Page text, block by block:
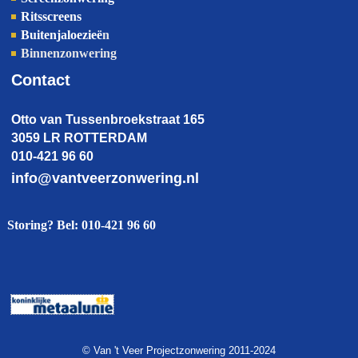
Ritsscreens
Buitenjaloezieën
Binnenzonwering
Contact
Otto van Tussenbroekstraat 165
3059 LR ROTTERDAM
010-421 96 60
info@vantveerzonwering.nl
Storing? Bel: 010-421 96 60
© Van 't Veer Projectzonwering 2011-2024